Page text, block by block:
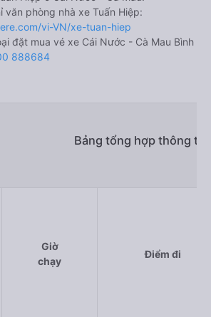
văn phòng nhà xe Tuấn Hiệp:
vi-VN/xe-tuan-hiep
đặt mua vé xe Cái Nước - Cà Mau Bình
888684
Bảng tổng hợp thông
Giờ
chạy
Điểm đi